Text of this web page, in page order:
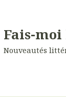
Fais-moi
Nouveautés